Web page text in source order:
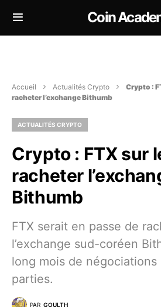
Coin
Accueil Actualités Crypto
Crypto :
racheter l’exchange Bithumb
ACTUALITÉS CRYPTO
Crypto : FTX sur
racheter
Bithumb
FTX serait en passe de
l’exchange sud-coréen
long mois de
parties.
PAR GOULTH